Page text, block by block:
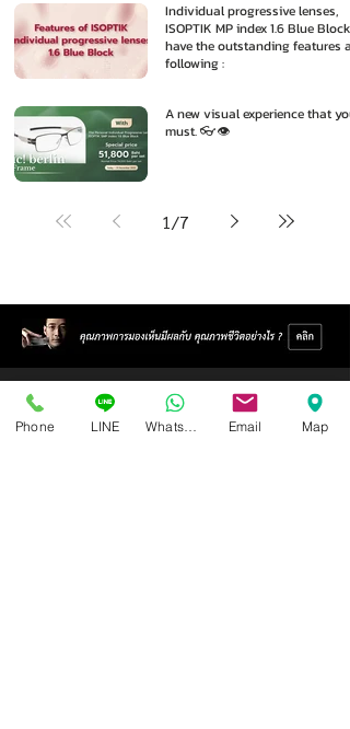
Individual progressive lenses,
ISOPTIK MP index 1.6 Blue Block
have the outstanding features as
following :
A new visual experience that you
must. 👓👁️
1/7
Phone LINE Email Map